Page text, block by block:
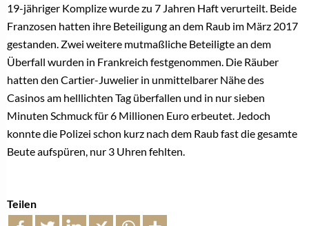
19-jähriger Komplize wurde zu 7 Jahren Haft verurteilt. Beide
Franzosen hatten ihre Beteiligung an dem Raub im März 2017
gestanden. Zwei weitere mutmaßliche Beteiligte an dem
Überfall wurden in Frankreich festgenommen. Die Räuber
hatten den Cartier-Juwelier in unmittelbarer Nähe des
Casinos am helllichten Tag überfallen und in nur sieben
Minuten Schmuck für 6 Millionen Euro erbeutet. Jedoch
konnte die Polizei schon kurz nach dem Raub fast die gesamte
Beute aufspüren, nur 3 Uhren fehlten.
Teilen